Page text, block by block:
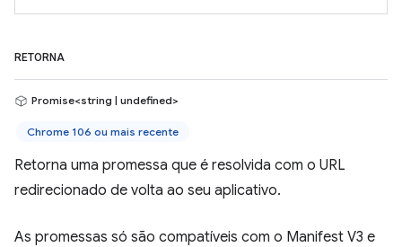
RETORNA
Promise<string | undefined>
Chrome 106 ou mais recente
Retorna uma promessa que é resolvida com o URL
redirecionado de volta ao seu aplicativo.
As promessas só são compatíveis com o Manifest V3 e